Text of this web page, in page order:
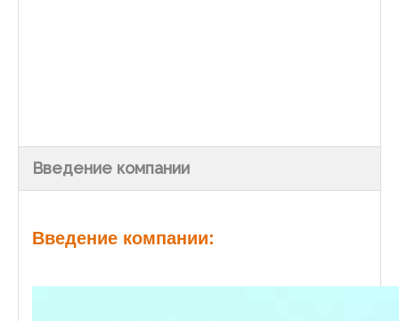
Введение компании
Введение компании: